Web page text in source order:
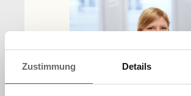
Zustimmung Details